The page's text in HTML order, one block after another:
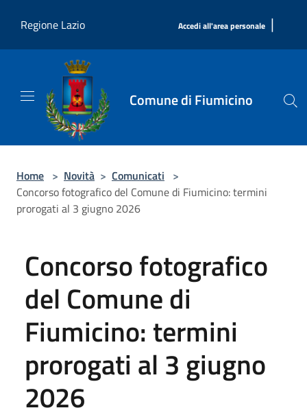
Regione Lazio
Accedi all'area personale |
Comune di Fiumicino
Home > Novità > Comunicati >
Concorso fotografico del Comune di Fiumicino: termini
prorogati al 3 giugno 2026
Concorso fotografico
del Comune di
Fiumicino: termini
prorogati al 3 giugno
2026